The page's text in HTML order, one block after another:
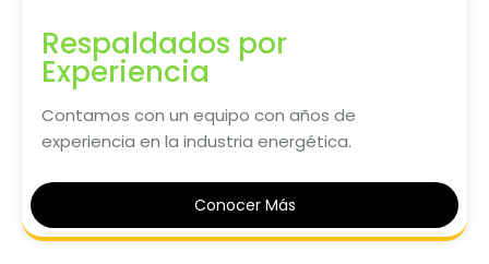
Respaldados por
Experiencia
Contamos con un equipo con años de
experiencia en la industria energética.
Conocer Más